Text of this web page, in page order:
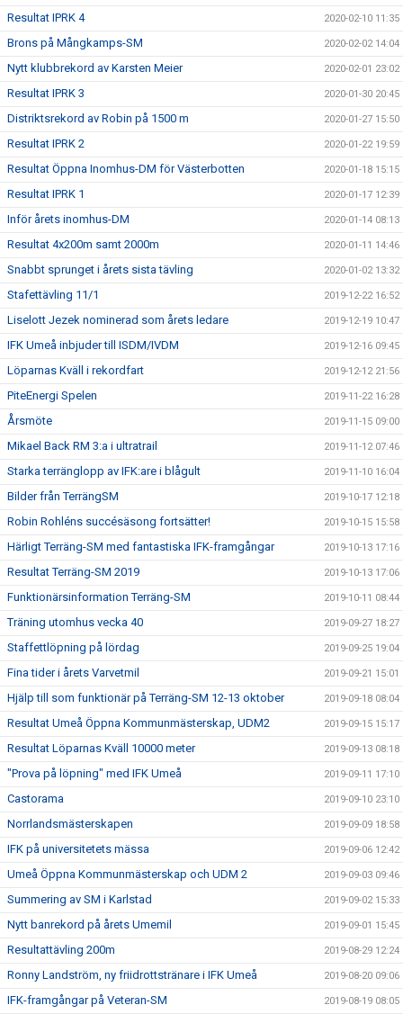
Resultat IPRK 4 2020-02-10 11:35
Brons på Mångkamps-SM 2020-02-02 14:04
Nytt klubbrekord av Karsten Meier 2020-02-01 23:02
Resultat IPRK 3 2020-01-30 20:45
Distriktsrekord av Robin på 1500 m 2020-01-27 15:50
Resultat IPRK 2 2020-01-22 19:59
Resultat Öppna Inomhus-DM för Västerbotten 2020-01-18 15:15
Resultat IPRK 1 2020-01-17 12:39
Inför årets inomhus-DM 2020-01-14 08:13
Resultat 4x200m samt 2000m 2020-01-11 14:46
Snabbt sprunget i årets sista tävling 2020-01-02 13:32
Stafettävling 11/1 2019-12-22 16:52
Liselott Jezek nominerad som årets ledare 2019-12-19 10:47
IFK Umeå inbjuder till ISDM/IVDM 2019-12-16 09:45
Löparnas Kväll i rekordfart 2019-12-12 21:56
PiteEnergi Spelen 2019-11-22 16:28
Årsmöte 2019-11-15 09:00
Mikael Back RM 3:a i ultratrail 2019-11-12 07:46
Starka terränglopp av IFK:are i blågult 2019-11-10 16:04
Bilder från TerrängSM 2019-10-17 12:18
Robin Rohléns succésäsong fortsätter! 2019-10-15 15:58
Härligt Terräng-SM med fantastiska IFK-framgångar 2019-10-13 17:16
Resultat Terräng-SM 2019 2019-10-13 17:06
Funktionärsinformation Terräng-SM 2019-10-11 08:44
Träning utomhus vecka 40 2019-09-27 18:27
Staffettlöpning på lördag 2019-09-25 19:04
Fina tider i årets Varvetmil 2019-09-21 15:01
Hjälp till som funktionär på Terräng-SM 12-13 oktober 2019-09-18 08:04
Resultat Umeå Öppna Kommunmästerskap, UDM2 2019-09-15 15:17
Resultat Löparnas Kväll 10000 meter 2019-09-13 08:18
"Prova på löpning" med IFK Umeå 2019-09-11 17:10
Castorama 2019-09-10 23:10
Norrlandsmästerskapen 2019-09-09 18:58
IFK på universitetets mässa 2019-09-06 12:42
Umeå Öppna Kommunmästerskap och UDM 2 2019-09-03 09:46
Summering av SM i Karlstad 2019-09-02 15:33
Nytt banrekord på årets Umemil 2019-09-01 15:45
Resultattävling 200m 2019-08-29 12:24
Ronny Landström, ny friidrottstränare i IFK Umeå 2019-08-20 09:06
IFK-framgångar på Veteran-SM 2019-08-19 08:05